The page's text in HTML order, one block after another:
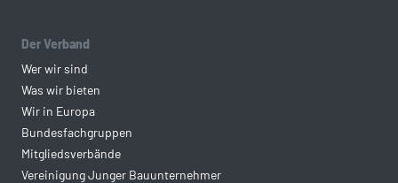
Der Verband
Wer wir sind
Was wir bieten
Wir in Europa
Bundesfachgruppen
Mitgliedsverbände
Vereinigung Junger Bauunternehmer